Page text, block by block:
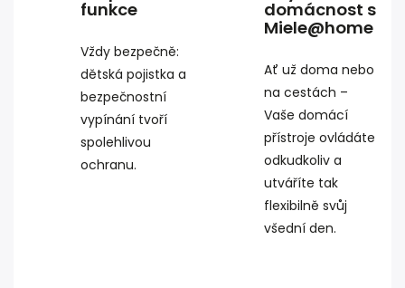
funkce
Vždy bezpečně:
dětská pojistka a
bezpečnostní
vypínání tvoří
spolehlivou
ochranu.
domácnost s
Miele@home
Ať už doma nebo
na cestách –
Vaše domácí
přístroje ovládáte
odkudkoliv a
utváříte tak
flexibilně svůj
všední den.